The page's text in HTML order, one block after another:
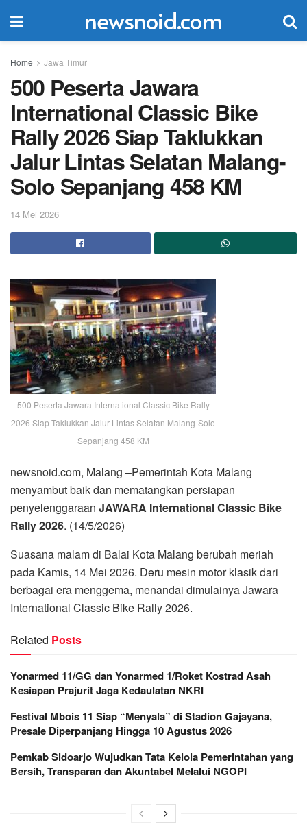
newsnoid.com
Home Jawa Timur
500 Peserta Jawara
International Classic Bike
Rally 2026 Siap Taklukkan
Jalur Lintas Selatan Malang-
Solo Sepanjang 458 KM
14 Mei 2026
500 Peserta Jawara International Classic Bike Rally
2026 Siap Taklukkan Jalur Lintas Selatan Malang-Solo
Sepanjang 458 KM
newsnoid.com, Malang –Pemerintah Kota Malang
menyambut baik dan mematangkan persiapan
penyelenggaraan JAWARA International Classic Bike
Rally 2026. (14/5/2026)
Suasana malam di Balai Kota Malang berubah meriah
pada Kamis, 14 Mei 2026. Deru mesin motor klasik dari
berbagai era menggema, menandai dimulainya Jawara
International Classic Bike Rally 2026.
Related Posts
Yonarmed 11/GG dan Yonarmed 1/Roket Kostrad Asah
Kesiapan Prajurit Jaga Kedaulatan NKRI
Festival Mbois 11 Siap “Menyala” di Stadion Gajayana,
Presale Diperpanjang Hingga 10 Agustus 2026
Pemkab Sidoarjo Wujudkan Tata Kelola Pemerintahan yang
Bersih, Transparan dan Akuntabel Melalui NGOPI